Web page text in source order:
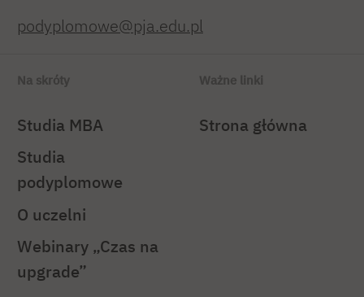
podyplomowe@pja.edu.pl
Na skróty
Studia MBA
Studia
podyplomowe
O uczelni
Webinary „Czas na
upgrade”
Ważne linki
Strona główna